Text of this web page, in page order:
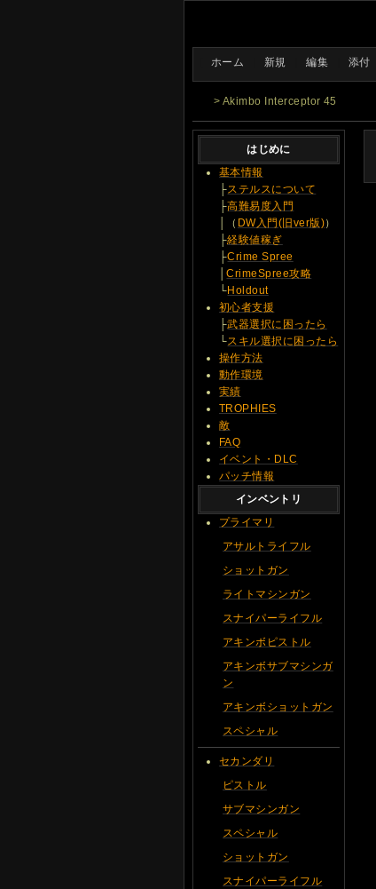
ホーム 新規 編集 添付
> Akimbo Interceptor 45
はじめに
基本情報
├ステルスについて
├高難易度入門
│（ DW入門(旧ver版)）
├経験値稼ぎ
├Crime Spree
│CrimeSpree攻略
└Holdout
初心者支援
├武器選択に困ったら
└スキル選択に困ったら
操作方法
動作環境
実績
TROPHIES
敵
FAQ
イベント・DLC
パッチ情報
インベントリ
プライマリ
アサルトライフル
ショットガン
ライトマシンガン
スナイパーライフル
アキンボピストル
アキンボサブマシンガ
ン
アキンボショットガン
スペシャル
セカンダリ
ピストル
サブマシンガン
スペシャル
ショットガン
スナイパーライフル